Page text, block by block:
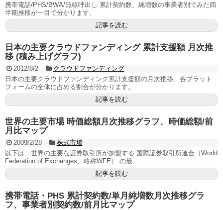
携帯電話/PHS/BWA/無線呼出し 累計契約数、純増数の事業者別でみた四
半期推移が一目で分かります。
記事を読む
日本の主要クラウドファンディング 累計支援額 月次推
移 (積み上げグラフ)
2012/8/2
クラウドファンディング
日本の主要クラウドファンディング累計支援額の月次推移、各プラット
フォームの全体に占める割合が分かります。
記事を読む
世界の主要市場 時価総額月次推移グラフ、時価総額/前
月比マップ
2009/2/28
株式市場
以下は、世界の主要な証券取引所が加盟する 国際証券取引所連合（World
Federation of Exchanges、略称WFE） の最...
記事を読む
携帯電話・PHS 累計契約数/単月純増数月次推移グラ
フ、事業者別契約数/前月比マップ